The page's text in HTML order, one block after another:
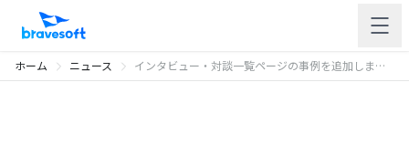
ホーム ニュース インタビュー・対談一覧ページの事例を追加しました！